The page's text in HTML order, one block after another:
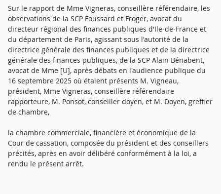
Sur le rapport de Mme Vigneras, conseillère référendaire, les
observations de la SCP Foussard et Froger, avocat du
directeur régional des finances publiques d'Ile-de-France et
du département de Paris, agissant sous l'autorité de la
directrice générale des finances publiques et de la directrice
générale des finances publiques, de la SCP Alain Bénabent,
avocat de Mme [U], après débats en l'audience publique du
16 septembre 2025 où étaient présents M. Vigneau,
président, Mme Vigneras, conseillère référendaire
rapporteure, M. Ponsot, conseiller doyen, et M. Doyen, greffier
de chambre,
la chambre commerciale, financière et économique de la
Cour de cassation, composée du président et des conseillers
précités, après en avoir délibéré conformément à la loi, a
rendu le présent arrêt.